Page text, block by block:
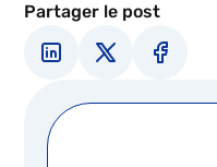
Partager le post